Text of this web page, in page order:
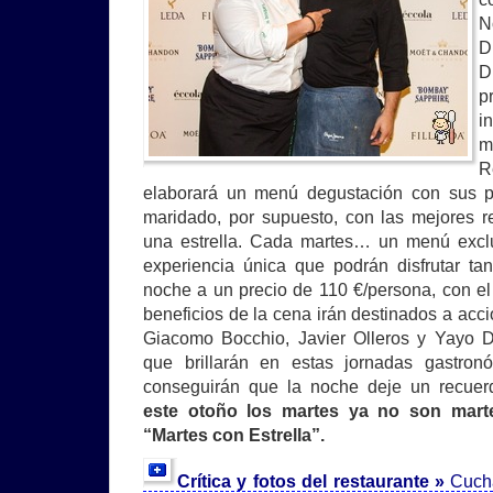
elaborará un menú degustación con sus
maridado, por supuesto, con las mejores
una estrella. Cada martes… un menú
experiencia única que podrán disfrutar
noche a un precio de 110 €/persona, con
beneficios de la cena irán destinados a
Giacomo Bocchio, Javier Olleros y Yayo
que brillarán en estas jornadas
conseguirán que la noche deje un
este otoño los martes ya no son
“Martes con Estrella”.
Crítica y fotos del restaurante »